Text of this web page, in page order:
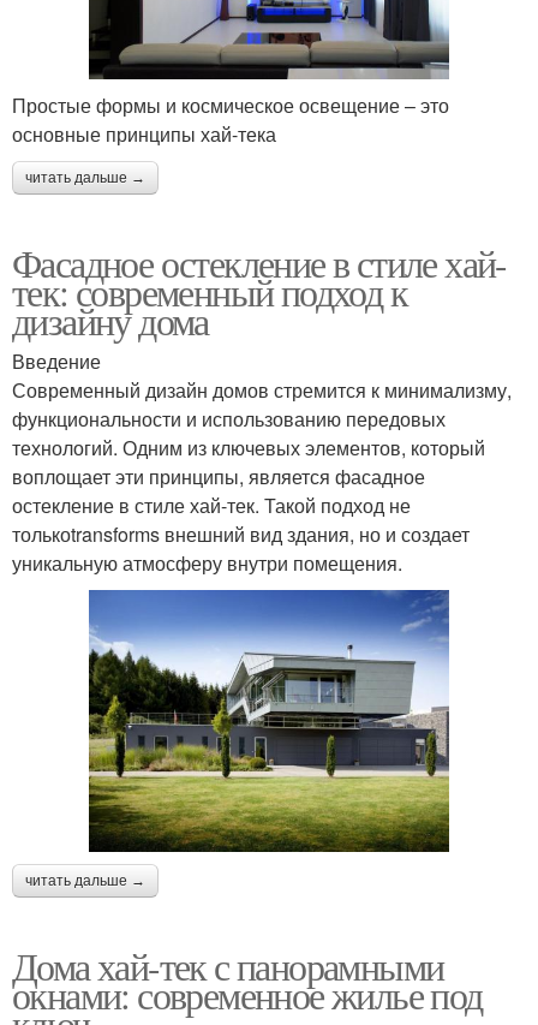
Простые формы и космическое освещение – это
основные принципы хай-тека
читать дальше →
Фасадное остекление в стиле хай-
тек: современный подход к
дизайну дома
Введение
Современный дизайн домов стремится к минимализму,
функциональности и использованию передовых
технологий. Одним из ключевых элементов, который
воплощает эти принципы, является фасадное
остекление в стиле хай-тек. Такой подход не
толькоtransforms внешний вид здания, но и создает
уникальную атмосферу внутри помещения.
читать дальше →
Дома хай-тек с панорамными
окнами: современное жилье под